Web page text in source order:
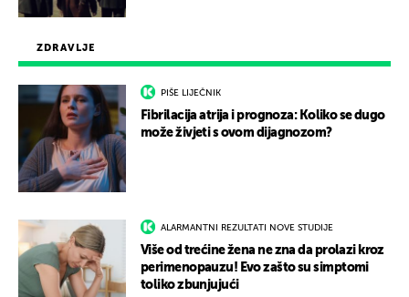
ZDRAVLJE
PIŠE LIJEČNIK
Fibrilacija atrija i prognoza: Koliko se dugo
može živjeti s ovom dijagnozom?
ALARMANTNI REZULTATI NOVE STUDIJE
Više od trećine žena ne zna da prolazi kroz
perimenopauzu! Evo zašto su simptomi
toliko zbunjujući